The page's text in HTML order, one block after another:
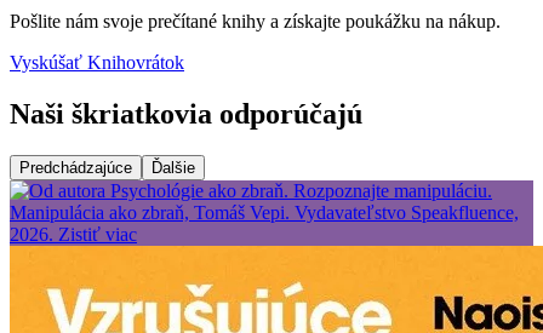
Pošlite nám svoje prečítané knihy a získajte poukážku na nákup.
Vyskúšať Knihovrátok
Naši škriatkovia odporúčajú
Predchádzajúce Ďalšie